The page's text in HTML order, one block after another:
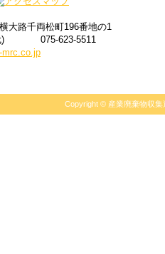
大路千両松町196番地の1
代)
075-623-5511
mrc.co.jp
Copyright © 産業廃棄物収